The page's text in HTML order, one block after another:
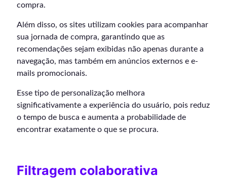
compra.
Além disso, os sites utilizam cookies para acompanhar
sua jornada de compra, garantindo que as
recomendações sejam exibidas não apenas durante a
navegação, mas também em anúncios externos e e-
mails promocionais.
Esse tipo de personalização melhora
significativamente a experiência do usuário, pois reduz
o tempo de busca e aumenta a probabilidade de
encontrar exatamente o que se procura.
Filtragem colaborativa